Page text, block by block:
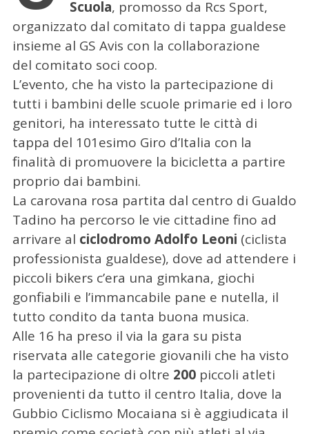
Scuola, promosso da Rcs Sport,
organizzato dal comitato di tappa gualdese
insieme al GS Avis con la collaborazione
del comitato soci coop.
L’evento, che ha visto la partecipazione di
tutti i bambini delle scuole primarie ed i loro
genitori, ha interessato tutte le città di
tappa del 101esimo Giro d’Italia con la
finalità di promuovere la bicicletta a partire
proprio dai bambini.
La carovana rosa partita dal centro di Gualdo
Tadino ha percorso le vie cittadine fino ad
arrivare al ciclodromo Adolfo Leoni (ciclista
professionista gualdese), dove ad attendere i
piccoli bikers c’era una gimkana, giochi
gonfiabili e l’immancabile pane e nutella, il
tutto condito da tanta buona musica.
Alle 16 ha preso il via la gara su pista
riservata alle categorie giovanili che ha visto
la partecipazione di oltre 200piccoli atleti
provenienti da tutto il centro Italia, dove la
Gubbio Ciclismo Mocaiana si è aggiudicata il